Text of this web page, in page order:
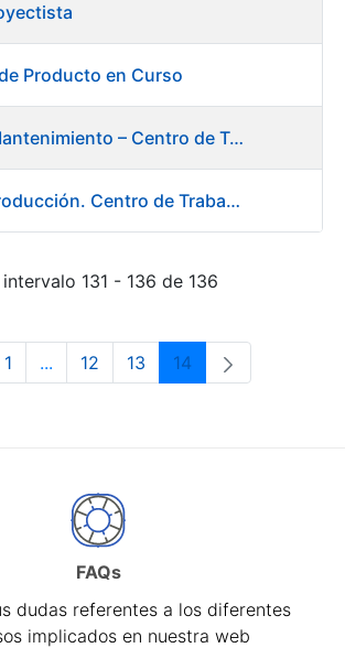
Producto en Curso
Técnico de Mantenimiento – Centro de Trabajo de Burgos
Auxiliar de Producción. Centro de Trabajo de Burgos
131 - 136 de 136
Página
1 ...Páginas intermedias Use TAB para
Página
12 Página
13 Página
14
FAQs
dudas referentes a los diferentes
implicados en nuestra web